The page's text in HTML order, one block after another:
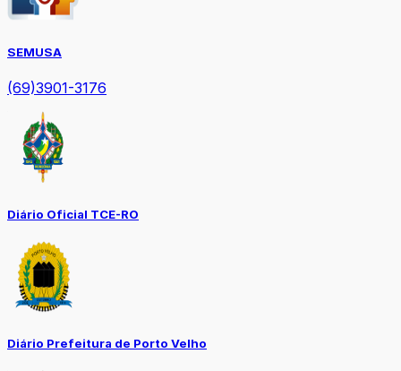
SEMUSA
(69)3901-3176
Diário Oficial TCE-RO
Diário Prefeitura de Porto Velho